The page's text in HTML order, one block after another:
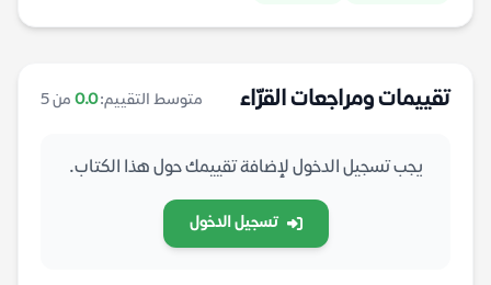
تقييمات ومراجعات القرّاء متوسط التقييم:0.0 من 5
يجب تسجيل الدخول لإضافة تقييمك حول هذا الكتاب.
تسجيل الدخول